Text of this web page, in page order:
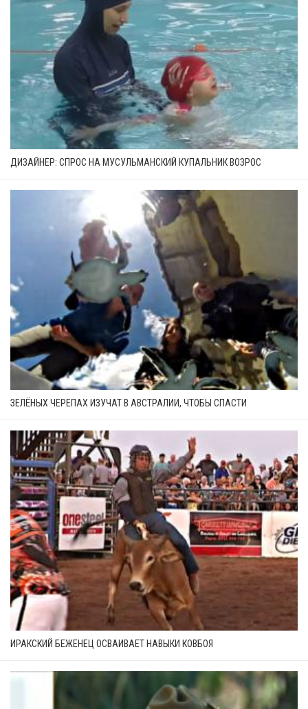
ДИЗАЙНЕР: СПРОС НА МУСУЛЬМАНСКИЙ КУПАЛЬНИК ВОЗРОС
ЗЕЛЁНЫХ ЧЕРЕПАХ ИЗУЧАТ В АВСТРАЛИИ, ЧТОБЫ СПАСТИ
ИРАКСКИЙ БЕЖЕНЕЦ ОСВАИВАЕТ НАВЫКИ КОВБОЯ